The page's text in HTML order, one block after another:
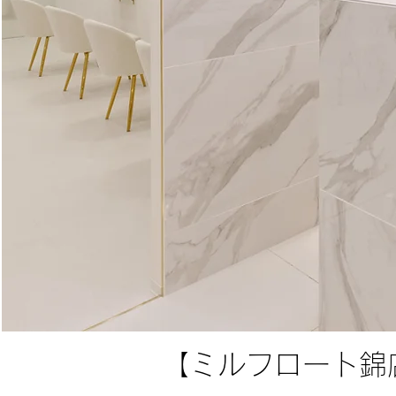
【ミルフロート